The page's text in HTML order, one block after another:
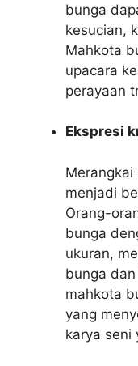
bunga
kesucian,
Mahkota
upacara
perayaan
Ekspresi
menjadi
Orang-
bunga
ukuran,
bunga
mahkota
yang
karya seni